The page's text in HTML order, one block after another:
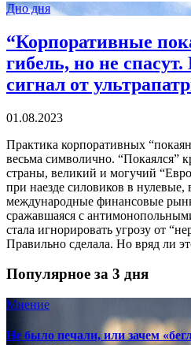
Дно дня
“Корпоративные
гибель, но не
сигнал от
01.08.2023
Практика корпоративных
весьма символично. “Покаялся”
страны, великий и могучий
при наезде силовиков в
международные финансовые
сражавшаяся с
стала игнорировать угрозу от
Правильно сделала. Но вряд ли
Популярное за 3 дня
Мнение
Не было печали, или зачем